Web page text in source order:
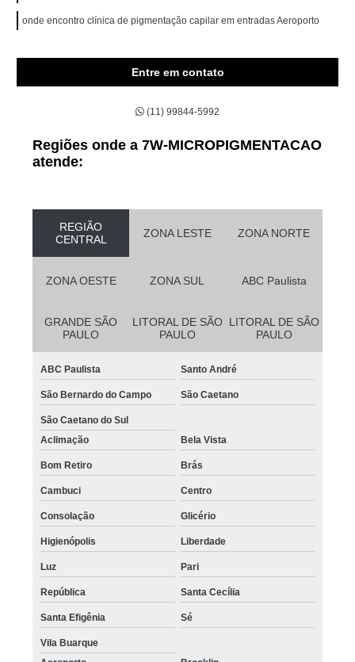
onde encontro clínica de pigmentação capilar em entradas Aeroporto
Entre em contato
(11) 99844-5992
Regiões onde a 7W-MICROPIGMENTACAO
atende:
REGIÃO
CENTRAL
ZONA LESTE ZONA NORTE
ZONA OESTE ZONA SUL ABC Paulista
GRANDE SÃO
PAULO
LITORAL DE SÃO
PAULO
LITORAL DE SÃO
PAULO
ABC Paulista Santo André
São Bernardo do Campo São Caetano
São Caetano do Sul
Aclimação
Bela Vista
Bom Retiro Brás
Cambuci Centro
Consolação Glicério
Higienópolis Liberdade
Luz Pari
República Santa Cecília
Santa Efigênia Sé
Vila Buarque